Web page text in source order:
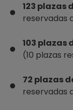
123 plazas
reservadas
103 plazas
(10 plazas
72 plazas
reservadas